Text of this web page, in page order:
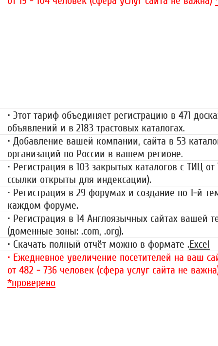
• Этот тариф объединяет регистрацию в 471
объявлений и в 2183 трастовых каталогах.
• Добавление вашей компании, сайта в 53
организаций по России в вашем регионе.
• Регистрация в 103 закрытых каталогов с ТИЦ от
ссылки открыты для индексации).
• Регистрация в 29 форумах и создание по 1-й
каждом форуме.
• Регистрация в 14 Англоязычных сайтах вашей
(доменные зоны: .com, .org).
• Скачать полный отчёт можно в формате .Excel
• Ежедневное увеличение посетителей на ваш
от 482 - 736 человек (сфера услуг сайта не
*проверено